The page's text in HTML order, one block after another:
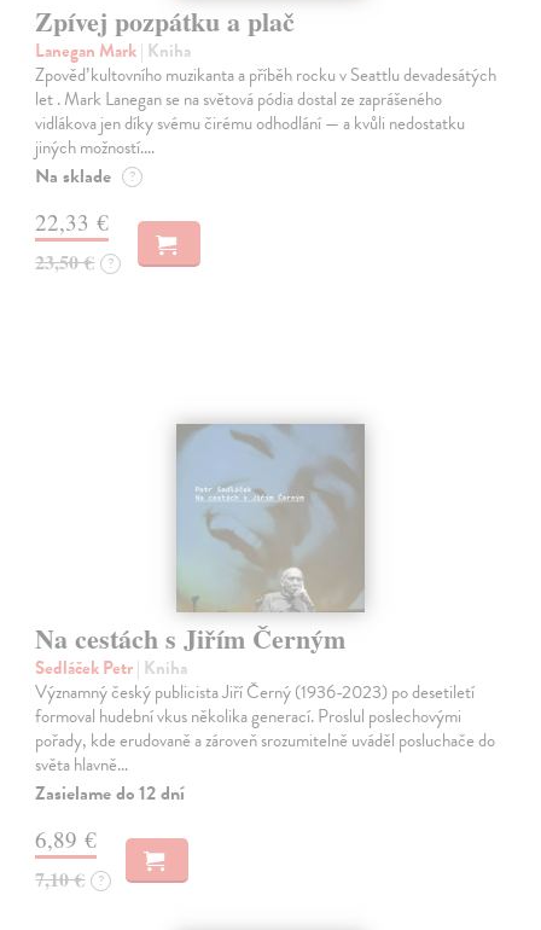
Zpívej pozpátku a plač
Lanegan Mark| Kniha
Zpověď kultovního muzikanta a příběh rocku v Seattlu devadesátých
let . Mark Lanegan se na světová pódia dostal ze zaprášeného
vidlákova jen díky svému čirému odhodlání — a kvůli nedostatku
jiných možností.…
Na sklade ?
22,33 €
23,50 € ?
Na cestách s Jiřím Černým
Sedláček Petr| Kniha
Významný český publicista Jiří Černý (1936-2023) po desetiletí
formoval hudební vkus několika generací. Proslul poslechovými
pořady, kde erudovaně a zároveň srozumitelně uváděl posluchače do
světa hlavně…
Zasielame do 12 dní
6,89 €
7,10 € ?